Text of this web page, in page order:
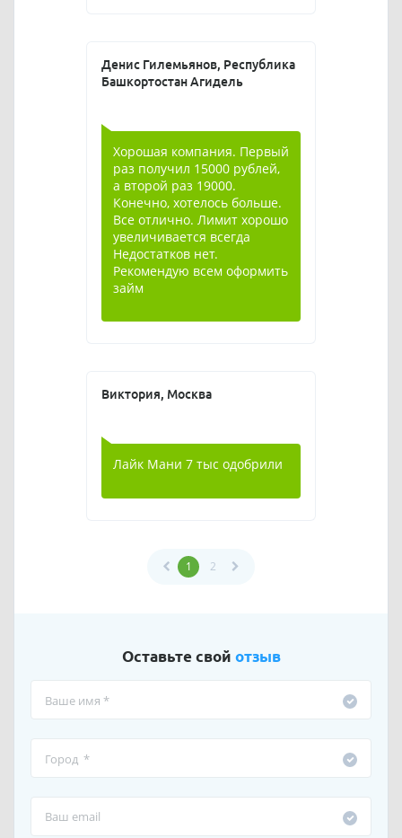
Денис Гилемьянов, Республика
Башкортостан Агидель
Хорошая компания. Первый
раз получил 15000 рублей,
а второй раз 19000.
Конечно, хотелось больше.
Все отлично. Лимит хорошо
увеличивается всегда
Недостатков нет.
Рекомендую всем оформить
займ
Виктория, Москва
Лайк Мани 7 тыс одобрили
1 2
Оставьте свой отзыв